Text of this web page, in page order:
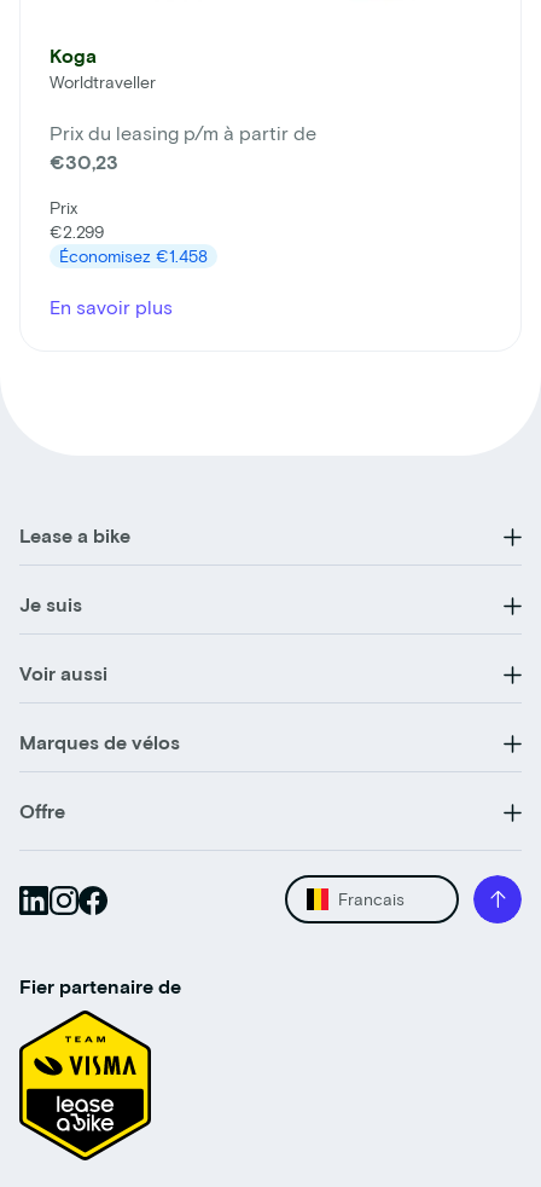
Koga
Worldtraveller
Prix du leasing p/m à partir de
€30,23
Prix
€2.299
Économisez €1.458
En savoir plus
Lease a bike
Je suis
Voir aussi
Marques de vélos
Offre
Francais
Fier partenaire de